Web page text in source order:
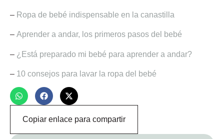
– Ropa de bebé indispensable en la canastilla
– Aprender a andar, los primeros pasos del bebé
– ¿Está preparado mi bebé para aprender a andar?
– 10 consejos para lavar la ropa del bebé
Copiar enlace para compartir